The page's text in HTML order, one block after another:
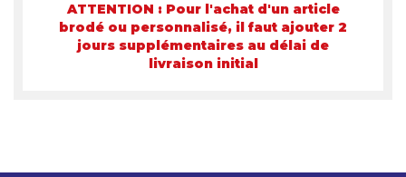
ATTENTION : Pour l'achat d'un article
brodé ou personnalisé, il faut ajouter 2
jours supplémentaires au délai de
livraison initial